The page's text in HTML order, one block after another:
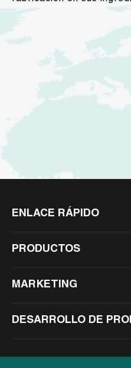
ENLACE RÁPIDO
PRODUCTOS
MARKETING
DESARROLLO DE